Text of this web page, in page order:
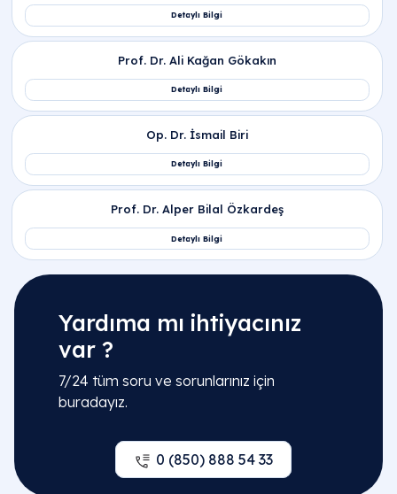
Yardıma mı ihtiyacınız
var ?
7/24 tüm soru ve sorunlarınız için
buradayız.
0 (850) 888 54 33